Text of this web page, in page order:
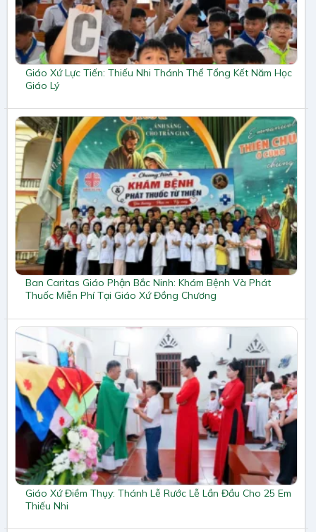
Giáo Xứ Lực Tiến: Thiếu Nhi Thánh Thể Tổng Kết Năm Học
Giáo Lý
Ban Caritas Giáo Phận Bắc Ninh: Khám Bệnh Và Phát
Thuốc Miễn Phí Tại Giáo Xứ Đồng Chương
Giáo Xứ Điềm Thụy: Thánh Lễ Rước Lễ Lần Đầu Cho 25 Em
Thiếu Nhi